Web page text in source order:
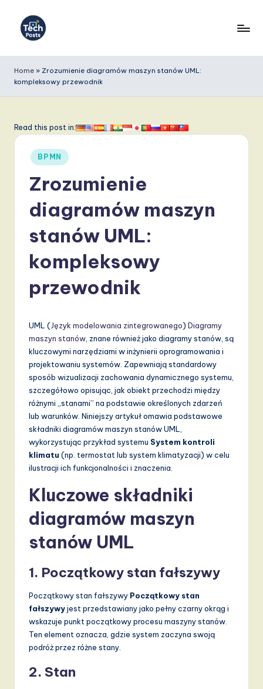
e
c
P
L
T
in
A
o
Home » Zrozumienie diagramów maszyn stanów UML:
kompleksowy przewodnik
Read this post in:
Posted
in
BPMN
Zrozumienie
diagramów maszyn
stanów UML:
kompleksowy
przewodnik
UML (Język modelowania zintegrowanego) Diagramy
maszyn stanów , znane również jako diagramy stanów, są
kluczowymi narzędziami w inżynierii oprogramowania i
projektowaniu systemów. Zapewniają standardowy
sposób wizualizacji zachowania dynamicznego systemu,
szczegółowo opisując, jak obiekt przechodzi między
różnymi „stanami” na podstawie określonych zdarzeń
lub warunków. Niniejszy artykuł omawia podstawowe
składniki diagramów maszyn stanów UML,
wykorzystując przykład systemu System kontroli
klimatu (np. termostat lub system klimatyzacji) w celu
ilustracji ich funkcjonalności i znaczenia.
Kluczowe składniki
diagramów maszyn
stanów UML
1. Początkowy stan fałszywy
Początkowy stan fałszywy Początkowy stan
fałszywyjest przedstawiany jako pełny czarny okrąg i
wskazuje punkt początkowy procesu maszyny stanów.
Ten element oznacza, gdzie system zaczyna swoją
podróż przez różne stany.
2. Stan